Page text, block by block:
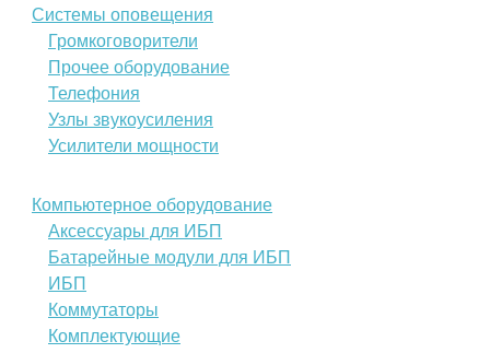
Системы оповещения
Громкоговорители
Прочее оборудование
Телефония
Узлы звукоусиления
Усилители мощности
Компьютерное оборудование
Аксессуары для ИБП
Батарейные модули для ИБП
ИБП
Коммутаторы
Комплектующие